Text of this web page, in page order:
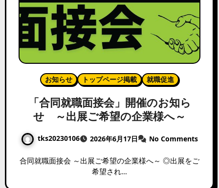
お知らせ トップページ掲載 就職促進
「合同就職面接会」開催のお知ら
せ ～出展ご希望の企業様へ～
tks20230106 2026年6月17日 No Comments
合同就職面接会 ～出展ご希望の企業様へ～ ◎出展をご
希望され…